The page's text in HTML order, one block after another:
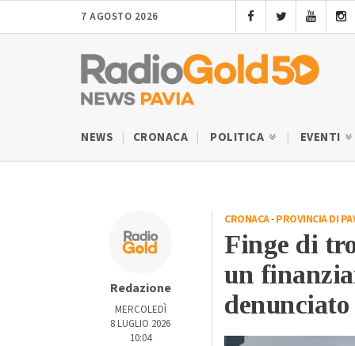
7 AGOSTO 2026
NEWS CRONACA POLITICA EVENTI
Redazione
MERCOLEDÌ
8 LUGLIO 2026
10:04
CRONACA-PROVINCIA DI
Finge di
un
denunciato